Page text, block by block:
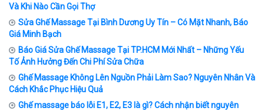
Và Khi Nào Cần Gọi Thợ
Sửa Ghế Massage Tại Bình Dương Uy Tín – Có Mặt Nhanh, Báo
Giá Minh Bạch
Báo Giá Sửa Ghế Massage Tại TP.HCM Mới Nhất – Những Yếu
Tố Ảnh Hưởng Đến Chi Phí Sửa Chữa
Ghế Massage Không Lên Nguồn Phải Làm Sao? Nguyên Nhân Và
Cách Khắc Phục Hiệu Quả
Ghế massage báo lỗi E1, E2, E3 là gì? Cách nhận biết nguyên